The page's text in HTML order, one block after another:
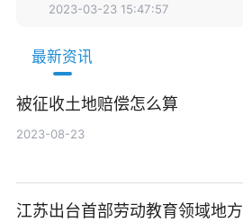
2023-03-23 15:47:57
最新资讯
被征收土地赔偿怎么算
2023-08-23
江苏出台首部劳动教育领域地方